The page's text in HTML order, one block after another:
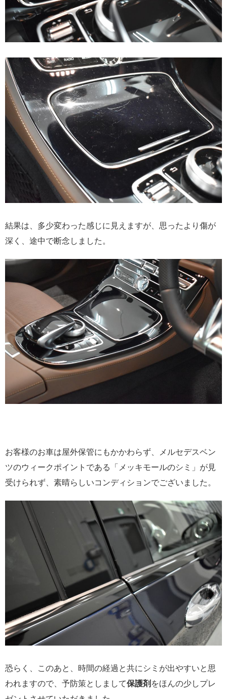
結果は、多少変わった感じに見えますが、思ったより傷が
深く、途中で断念しました。
お客様のお車は屋外保管にもかかわらず、メルセデスベン
ツのウィークポイントである「メッキモールのシミ」が見
受けられず、素晴らしいコンディションでございました。
恐らく、このあと、時間の経過と共にシミが出やすいと思
われますので、予防策としまして保護剤 をほんの少しプレ